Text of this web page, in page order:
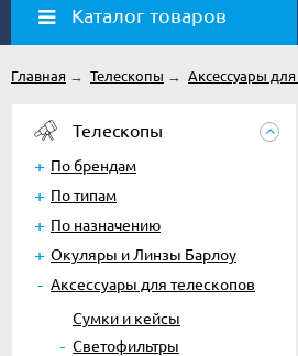
Каталог товаров
Главная → Телескопы → Аксессуары
Телескопы
По брендам
По типам
По назначению
Окуляры и Линзы Барлоу
Аксессуары для телескопов
Сумки и кейсы
Светофильтры